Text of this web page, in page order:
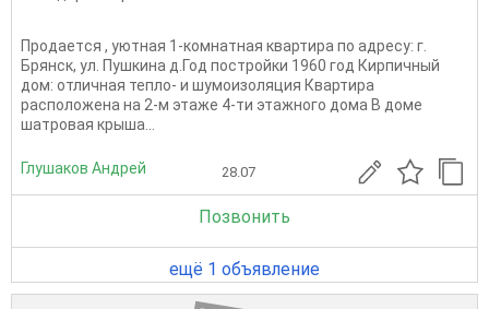
Продаетcя , уютнaя 1-комнaтнaя квартира по адpecу: г.
Бpянcк, ул. Пушкина д.Год постройки 1960 год Кирпичный
дом: отличная тепло- и шумоизоляция Квартира
расположена на 2-м этаже 4-ти этажного дома В доме
шатровая крыша...
Глушаков Андрей 28.07
Позвонить
ещё 1 объявление